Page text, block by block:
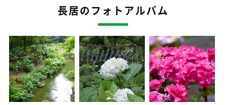
長居のフォトアルバム